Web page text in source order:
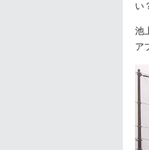
い
池
ア